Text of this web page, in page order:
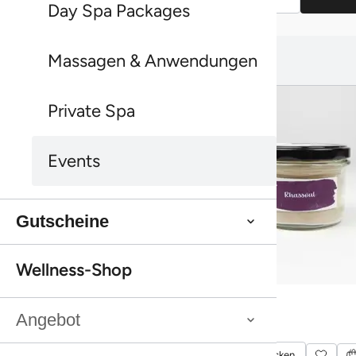
Sanddorn Duschpeeling Farfalla
Rhassoul
Das könnte dir auch gefallen:
Bestseller
Sanddorn Duschpeeling Farfalla
Bestseller
Day Spa Packages
Massagen & Anwendungen
Private Spa
Events
Gutscheine
Wellness-Shop
Angebot